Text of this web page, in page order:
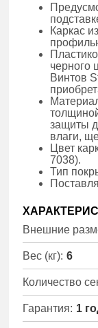
Каркас
черного
Винтов
защиты
влаги,
Цвет
7038).
Тип
Внешние
Вес (кг): 6
Количество
Гарантия: 1